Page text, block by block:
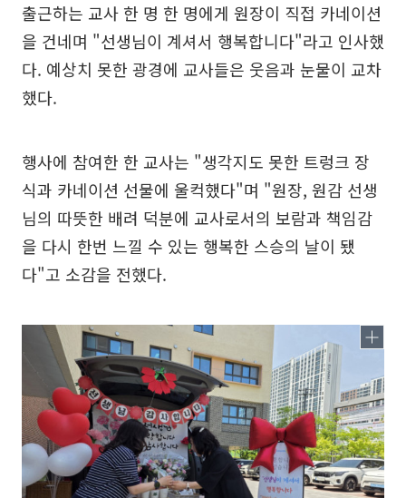
출근하는 교사 한 명 한 명에게 원장이 직접 카네이션
을 건네며 "선생님이 계셔서 행복합니다"라고 인사했
다. 예상치 못한 광경에 교사들은 웃음과 눈물이 교차
했다.
행사에 참여한 한 교사는 "생각지도 못한 트렁크 장
식과 카네이션 선물에 울컥했다"며 "원장, 원감 선생
님의 따뜻한 배려 덕분에 교사로서의 보람과 책임감
을 다시 한번 느낄 수 있는 행복한 스승의 날이 됐
다"고 소감을 전했다.